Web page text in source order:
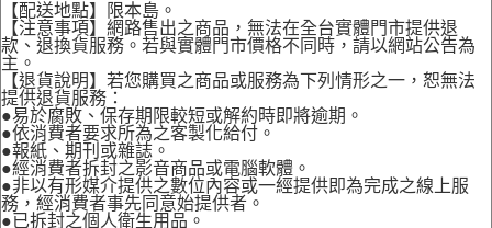
【配送地點】限本島。
【注意事項】網路售出之商品，無法在全台實體門市提供退
款、退換貨服務。若與實體門市價格不同時，請以網站公告為
主。
【退貨說明】若您購買之商品或服務為下列情形之一，恕無法
提供退貨服務：
●易於腐敗、保存期限較短或解約時即將逾期。
●依消費者要求所為之客製化給付。
●報紙、期刊或雜誌。
●經消費者拆封之影音商品或電腦軟體。
●非以有形媒介提供之數位內容或一經提供即為完成之線上服
務，經消費者事先同意始提供者。
●已拆封之個人衛生用品。